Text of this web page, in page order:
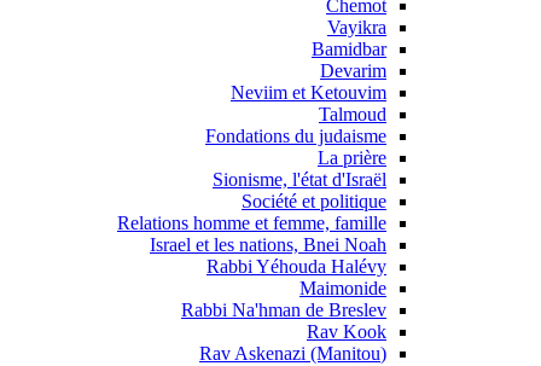
Chemot
Vayikra
Bamidbar
Devarim
Neviim et Ketouvim
Talmoud
Fondations du judaisme
La prière
Sionisme, l'état d'Israël
Société et politique
Relations homme et femme, famille
Israel et les nations, Bnei Noah
Rabbi Yéhouda Halévy
Maimonide
Rabbi Na'hman de Breslev
Rav Kook
(Rav Askenazi (Manitou